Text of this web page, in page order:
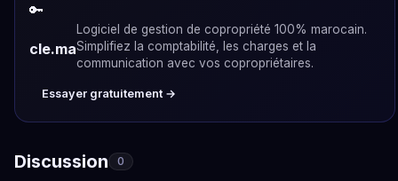
🔑
cle.ma
Logiciel de gestion de copropriété 100% marocain.
Simplifiez la comptabilité, les charges et la
communication avec vos copropriétaires.
Essayer gratuitement →
Discussion 0